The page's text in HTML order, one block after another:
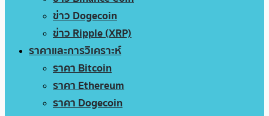
ข่าว Dogecoin
ข่าว Ripple (XRP)
ราคาและการวิเคราะห์
ราคา Bitcoin
ราคา Ethereum
ราคา Dogecoin